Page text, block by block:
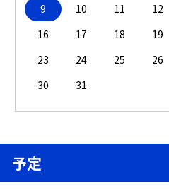
9
10 11 12
16
17 18 19
23
24 25 26
30
31
予定